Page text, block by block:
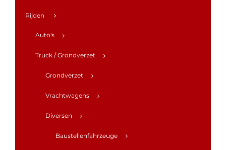
Rijden
Auto's
Truck / Grondverzet
Grondverzet
Vrachtwagens
Diversen
Baustellenfahrzeuge